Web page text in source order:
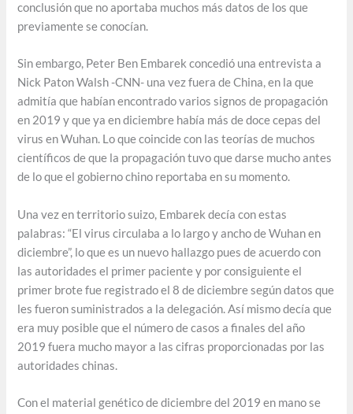
conclusión que no aportaba muchos más datos de los que
previamente se conocían.
Sin embargo, Peter Ben Embarek concedió una entrevista a
Nick Paton Walsh -CNN- una vez fuera de China, en la que
admitía que habían encontrado varios signos de propagación
en 2019 y que ya en diciembre había más de doce cepas del
virus en Wuhan. Lo que coincide con las teorías de muchos
científicos de que la propagación tuvo que darse mucho antes
de lo que el gobierno chino reportaba en su momento.
Una vez en territorio suizo, Embarek decía con estas
palabras: “El virus circulaba a lo largo y ancho de Wuhan en
diciembre”, lo que es un nuevo hallazgo pues de acuerdo con
las autoridades el primer paciente y por consiguiente el
primer brote fue registrado el 8 de diciembre según datos que
les fueron suministrados a la delegación. Así mismo decía que
era muy posible que el número de casos a finales del año
2019 fuera mucho mayor a las cifras proporcionadas por las
autoridades chinas.
Con el material genético de diciembre del 2019 en mano se